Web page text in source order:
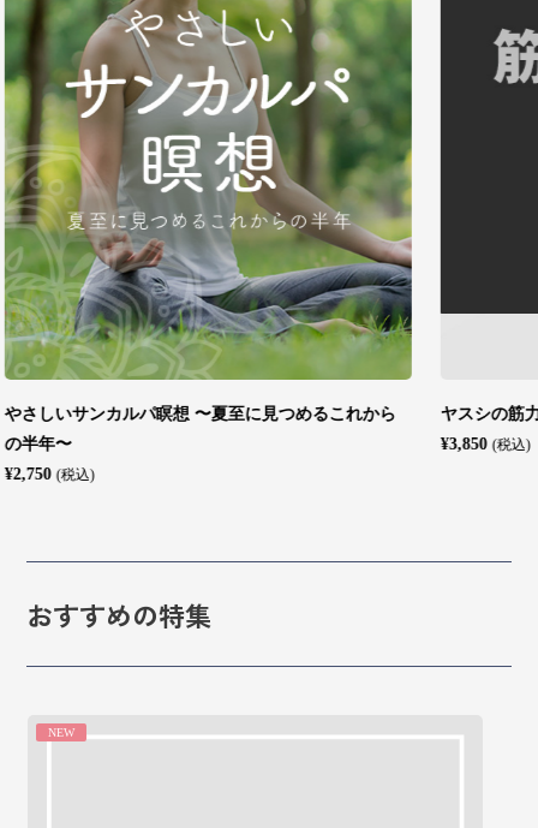
ヤスシの筋力強化塾～脊柱起立筋＆腹筋群編～
¥3,850
おすすめの特集
NEW